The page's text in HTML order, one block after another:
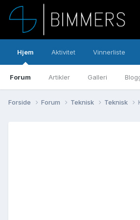
Hjem
Forum Artikler Galleri
Aktivitet Vinnerliste
Forside Forum Teknisk Teknisk